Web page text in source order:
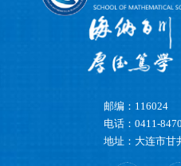
邮编：116024
电话：0411-
地址：大连市甘